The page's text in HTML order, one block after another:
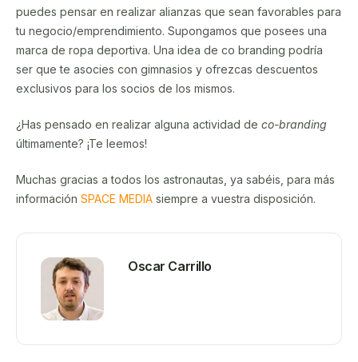
puedes pensar en realizar alianzas que sean favorables para
tu negocio/emprendimiento. Supongamos que posees una
marca de ropa deportiva. Una idea de co branding podría
ser que te asocies con gimnasios y ofrezcas descuentos
exclusivos para los socios de los mismos.
¿Has pensado en realizar alguna actividad de co-branding
últimamente? ¡Te leemos!
Muchas gracias a todos los astronautas, ya sabéis, para más
información SPACE MEDIA siempre a vuestra disposición.
Oscar Carrillo